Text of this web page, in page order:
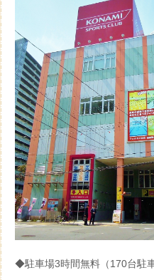
◆駐車場3時間無料（170台駐車